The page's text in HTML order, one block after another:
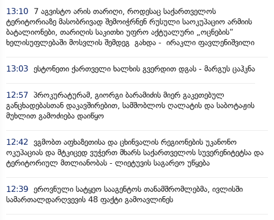
13:10
7 აგვისტო არის თარიღი, როდესაც საქართველოს
ტერიტორიაზე მასობრივად შემოიჭრნენ რუსული საოკუპაციო არმიის
ბატალიონები, თარიღის საკითხი უფრო აქტუალური „ოცნების“
ხელისუფლებაში მოსვლის შემდეგ გახდა - ირაკლი ფავლენიშვილი
13:03 ესტონეთი ქართველი ხალხის გვერდით დგას - მარგუს ცაჰკნა
12:57 პროკურატურამ, გიორგი ბარამიძის მიერ გაკეთებულ
განცხადებასთან დაკავშირებით, სამშობლოს ღალატის და საბოტაჟის
მუხლით გამოძიება დაიწყო
12:42
ვგმობთ აფხაზეთისა და ცხინვალის რეგიონების უკანონო
ოკუპაციას და მტკიცედ ვუჭერთ მხარს საქართველოს სუვერენიტეტსა და
ტერიტორიულ მთლიანობას - ლიეტუვის საგარეო უწყება
12:39 ეროვნული სატყეო სააგენტოს თანამშრომლებმა, ივლისში
სამართალდარღვევის 48 ფაქტი გამოავლინეს